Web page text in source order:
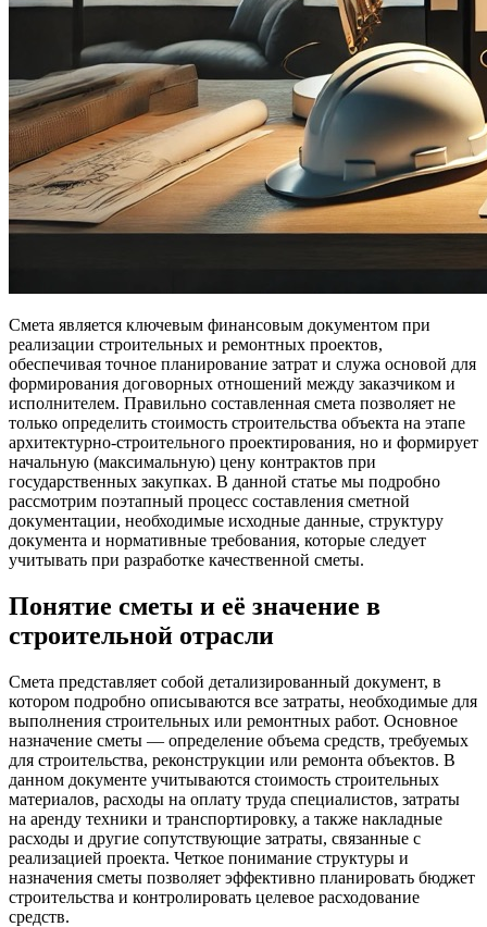
Смета является ключевым финансовым документом при
реализации строительных и ремонтных проектов,
обеспечивая точное планирование затрат и служа основой для
формирования договорных отношений между заказчиком и
исполнителем. Правильно составленная смета позволяет не
только определить стоимость строительства объекта на этапе
архитектурно-строительного проектирования, но и формирует
начальную (максимальную) цену контрактов при
государственных закупках. В данной статье мы подробно
рассмотрим поэтапный процесс составления сметной
документации, необходимые исходные данные, структуру
документа и нормативные требования, которые следует
учитывать при разработке качественной сметы.
Понятие сметы и её значение в
строительной отрасли
Смета представляет собой детализированный документ, в
котором подробно описываются все затраты, необходимые для
выполнения строительных или ремонтных работ. Основное
назначение сметы — определение объема средств, требуемых
для строительства, реконструкции или ремонта объектов. В
данном документе учитываются стоимость строительных
материалов, расходы на оплату труда специалистов, затраты
на аренду техники и транспортировку, а также накладные
расходы и другие сопутствующие затраты, связанные с
реализацией проекта. Четкое понимание структуры и
назначения сметы позволяет эффективно планировать бюджет
строительства и контролировать целевое расходование
средств.